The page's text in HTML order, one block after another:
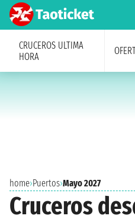
CRUCEROS ULTIMA
HORA
home›Puertos›Mayo 2027
Cruceros